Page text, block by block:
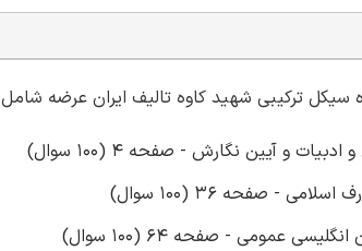
ترکیبی شهید کاوه تالیف ایران عرضه شامل 500 سوال
و آیین نگارش - صفحه 4 (100 سوال)
- صفحه 36 (100 سوال)
عمومی - صفحه 64 (100 سوال)